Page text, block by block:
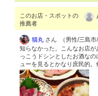
このお店・スポットの
推薦者
猫丸 さん （男性/三島市/
知らなかった。こんなお店
っこうドシンとしたお酒な
ューを見るとかなり庶民的